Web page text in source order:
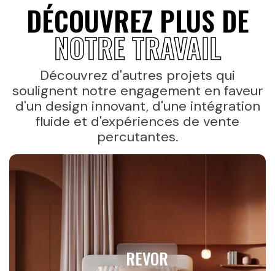
DÉCOUVREZ PLUS DE
NOTRE TRAVAIL
Découvrez d'autres projets qui
soulignent notre engagement en faveur
d'un design innovant, d'une intégration
fluide et d'expériences de vente
percutantes.
REVOR